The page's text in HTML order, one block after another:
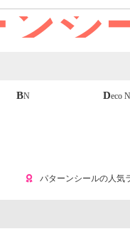
シ
BN Deco
パターンシールの人気